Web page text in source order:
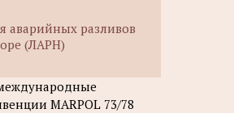
аварийных разливов
(ЛАРН)
MARPOL 73/78